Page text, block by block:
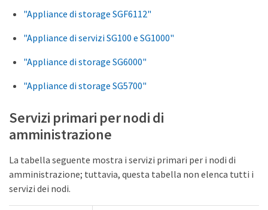
"Appliance di storage SGF6112"
"Appliance di servizi SG100 e SG1000"
"Appliance di storage SG6000"
"Appliance di storage SG5700"
Servizi primari per nodi di
amministrazione
La tabella seguente mostra i servizi primari per i nodi di
amministrazione; tuttavia, questa tabella non elenca tutti i
servizi dei nodi.